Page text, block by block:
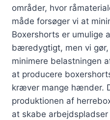
områder, hvor
måde forsøger vi at
Boxershorts er umulige
bæredygtigt, men vi
minimere belastningen
at producere
kræver mange hænder.
produktionen af
at skabe